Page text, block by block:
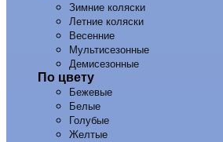
Зимние коляски
Летние коляски
Весенние
Мультисезонные
Демисезонные
По цвету
Бежевые
Белые
Голубые
Желтые